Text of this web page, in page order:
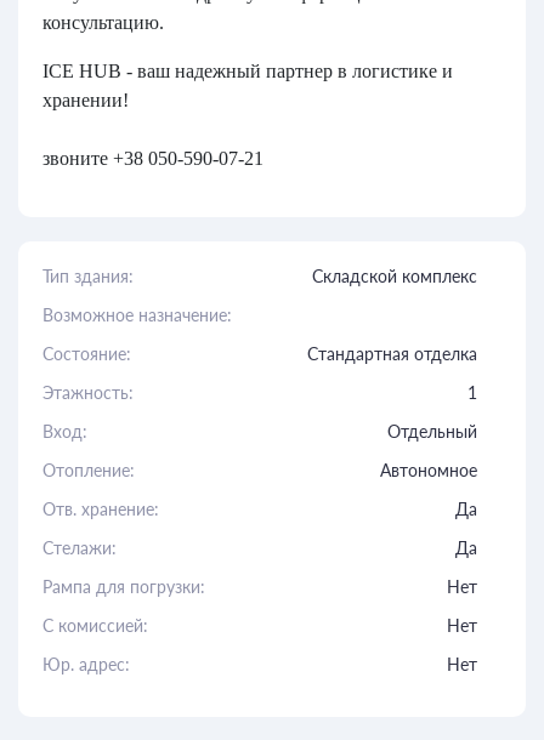
консультацию.
ICE HUB - ваш надежный партнер в логистике и
хранении!
звоните +38 050-590-07-21
Тип здания:
Складской комплекс
Возможное назначение:
Состояние:
Стандартная отделка
Этажность:
1
Вход:
Отдельный
Отопление:
Автономное
Отв. хранение:
Да
Стелажи:
Да
Рампа для погрузки:
Нет
C комиссией:
Нет
Юр. адрес:
Нет